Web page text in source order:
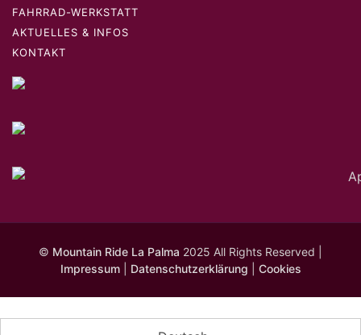
FAHRRAD-WERKSTATT
AKTUELLES & INFOS
KONTAKT
© Mountain Ride La Palma 2025 All Rights Reserved |
Impressum| Datenschutzerklärung Cookies